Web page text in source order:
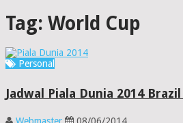
Tag: World Cup
Personal
Jadwal Piala Dunia 2014